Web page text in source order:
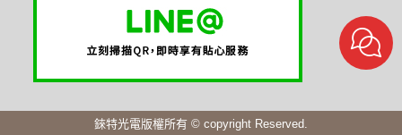
錸特光電版權所有 © copyright Reserved.